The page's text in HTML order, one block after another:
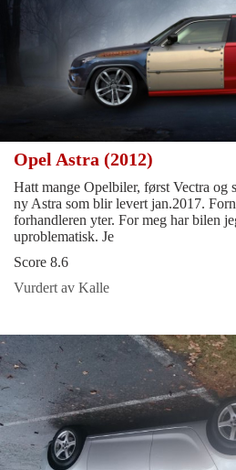
Opel Astra (2012)
Hatt mange Opelbiler, først Vectra og
ny Astra som blir levert jan.2017.
forhandleren yter. For meg har bilen
uproblematisk. Je
Score 8.6
Vurdert av Kalle